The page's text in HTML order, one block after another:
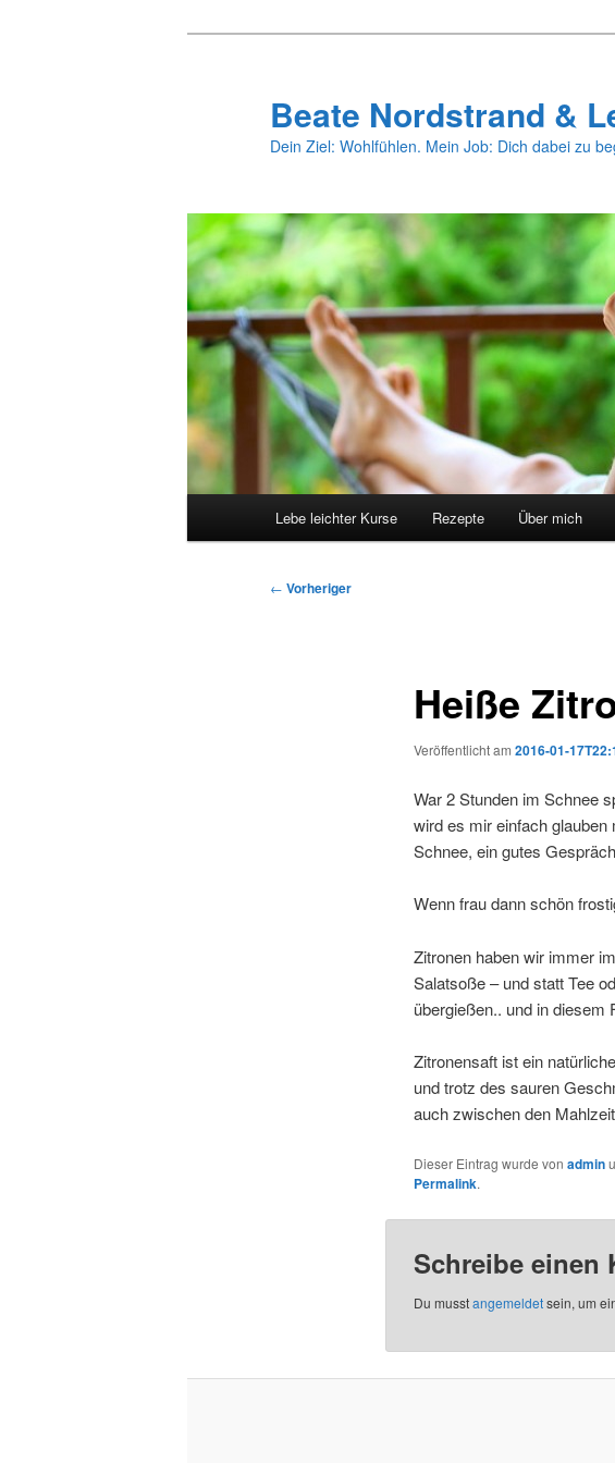
Beate Nordstrand &
Dein Ziel: Wohlfühlen. Mein Job: Dich dabei zu
Lebe leichter Kurse Rezepte Über mich
Beitragsnavigation
← Vorheriger
Heiße
Veröffentlicht am 2016-01-
War 2 Stunden im Schnee
wird es mir einfach
Schnee, ein gutes
Wenn frau dann schön
Zitronen haben wir immer
Salatsoße – und statt Tee
übergießen.. und in diesem
Zitronensaft ist ein
und trotz des sauren
auch zwischen den
Dieser Eintrag wurde von admin
Permalink.
Schreibe einen
Du musstangemeldetsein, um